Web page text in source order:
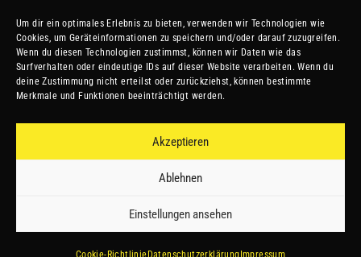
Um dir ein optimales Erlebnis zu bieten, verwenden wir Technologien wie
Cookies, um Geräteinformationen zu speichern und/oder darauf zuzugreifen.
Wenn du diesen Technologien zustimmst, können wir Daten wie das
Surfverhalten oder eindeutige IDs auf dieser Website verarbeiten. Wenn du
deine Zustimmung nicht erteilst oder zurückziehst, können bestimmte
Merkmale und Funktionen beeinträchtigt werden.
Akzeptieren
Ablehnen
Einstellungen ansehen
Cookie-Richtlinie Datenschutzerklärung Impressum